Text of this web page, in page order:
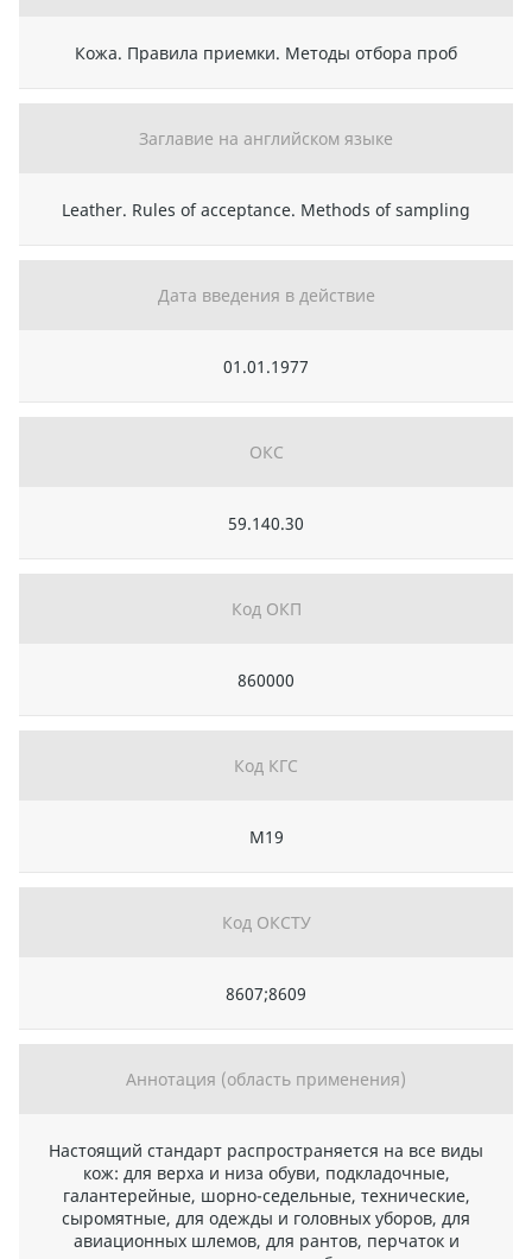
Кожа. Правила приемки. Методы отбора проб
Заглавие на английском языке
Leather. Rules of acceptance. Methods of sampling
Дата введения в действие
01.01.1977
ОКС
59.140.30
Код ОКП
860000
Код КГС
М19
Код ОКСТУ
8607;8609
Аннотация (область применения)
Настоящий стандарт распространяется на все виды
кож: для верха и низа обуви, подкладочные,
галантерейные, шорно-седельные, технические,
сыромятные, для одежды и головных уборов, для
авиационных шлемов, для рантов, перчаток и